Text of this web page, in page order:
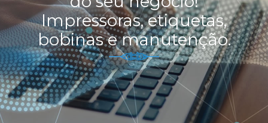
Impressoras, etiquetas,
bobinas e manutenção.